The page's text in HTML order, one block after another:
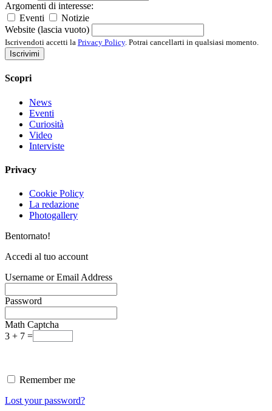
Argomenti di interesse:
Eventi
Notizie
Website (lascia vuoto)
Iscrivendoti accetti la Privacy Policy. Potrai cancellarti in qualsiasi momento.
Iscrivimi
Scopri
News
Eventi
Curiosità
Video
Interviste
Privacy
Cookie Policy
La redazione
Photogallery
Bentornato!
Accedi al tuo account
Username or Email Address
Password
Math Captcha
3 + 7 =
Remember me
Lost your password?